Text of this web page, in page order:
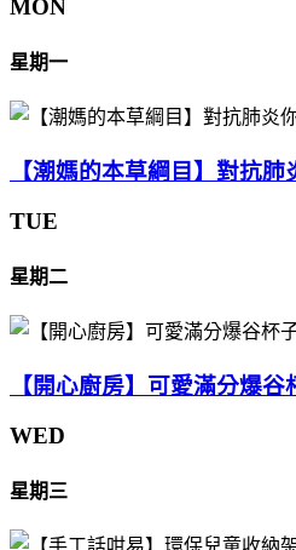
MON
星期一
【潮媽的本草綱目】對抗肺
TUE
星期二
【開心廚房】可愛滿分爆谷
WED
星期三